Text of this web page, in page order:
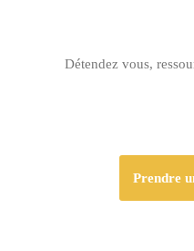
Détendez vous,
Prendre